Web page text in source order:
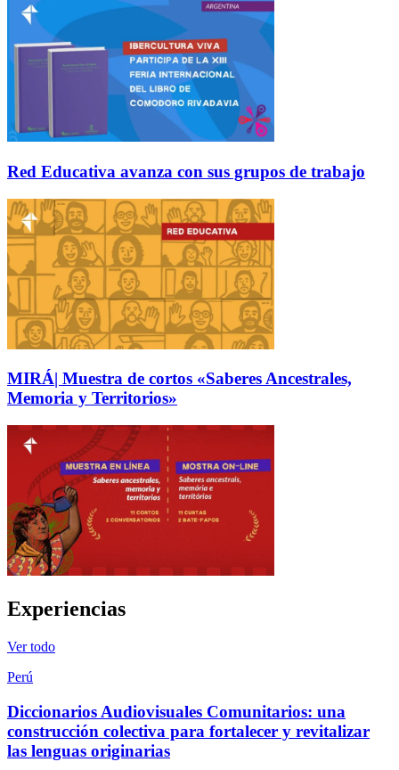
Red Educativa avanza con sus grupos de trabajo
MIRÁ| Muestra de cortos «Saberes Ancestrales,
Memoria y Territorios»
Experiencias
Ver todo
Perú
Diccionarios Audiovisuales Comunitarios: una
construcción colectiva para fortalecer y revitalizar
las lenguas originarias